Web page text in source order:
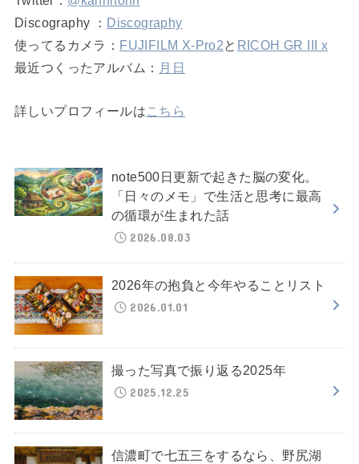
Discography ： Discography
使ってるカメラ： FUJIFILM X-Pro2と RICOH GR III x
最近つくったアルバム： 月日
詳しいプロフィールはこちら
note500日更新で起きた脳の変化。
「日々のメモ」で生活と思考に最高
の循環が生まれた話
2026.08.03
2026年の抱負と今年やることリスト
2026.01.01
撮った写真で振り返る2025年
2025.12.25
信濃町で七五三をするなら、野尻湖